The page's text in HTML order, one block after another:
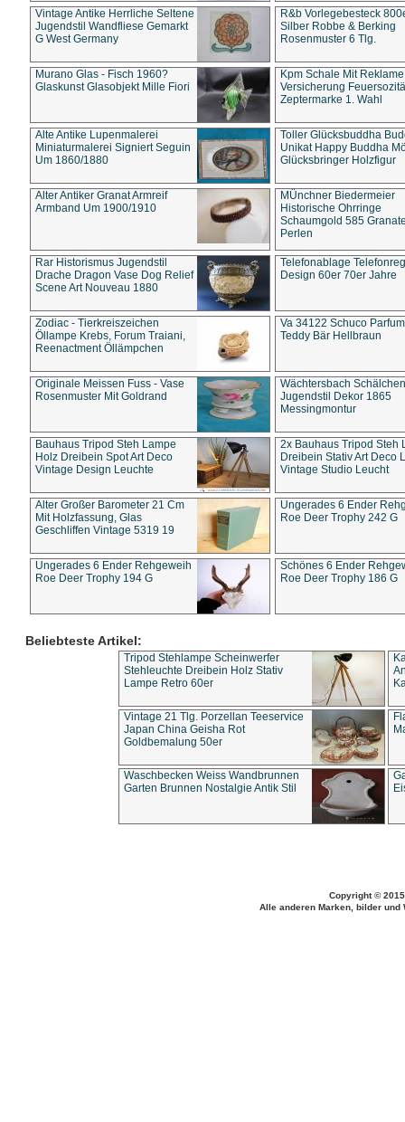
Vintage Antike Herrliche Seltene
Jugendstil Wandfliese Gemarkt
G West Germany
R&b Vorlegebesteck
Silber Robbe & Berking
Rosenmuster 6 Tlg.
Murano Glas - Fisch 1960?
Glaskunst Glasobjekt Mille Fiori
Kpm Schale Mit Reklame
Versicherung
Zeptermarke 1. Wahl
Alte Antike Lupenmalerei
Miniaturmalerei Signiert Seguin
Um 1860/1880
Toller Glücksbuddha
Unikat Happy Buddha
Glücksbringer Holzfigur
Alter Antiker Granat Armreif
Armband Um 1900/1910
MÜnchner Biedermeier
Historische Ohrringe
Schaumgold 585
Perlen
Rar Historismus Jugendstil
Drache Dragon Vase Dog Relief
Scene Art Nouveau 1880
Telefonablage
Design 60er 70er Jahre
Zodiac - Tierkreiszeichen
Öllampe Krebs, Forum Traiani,
Reenactment Öllämpchen
Va 34122 Schuco
Teddy Bär Hellbraun
Originale Meissen Fuss - Vase
Rosenmuster Mit Goldrand
Wächtersbach Schälchen
Jugendstil Dekor 1865
Messingmontur
Bauhaus Tripod Steh Lampe
Holz Dreibein Spot Art Deco
Vintage Design Leuchte
2x Bauhaus Tripod Steh
Dreibein Stativ Art Deco
Vintage Studio Leucht
Alter Großer Barometer 21 Cm
Mit Holzfassung, Glas
Geschliffen Vintage 5319 19
Ungerades 6 Ender
Roe Deer Trophy 242 G
Ungerades 6 Ender Rehgeweih
Roe Deer Trophy 194 G
Schönes 6 Ender
Roe Deer Trophy 186 G
Beliebteste Artikel:
Tripod Stehlampe Scheinwerfer
Stehleuchte Dreibein Holz Stativ
Lampe Retro 60er
Vintage 21 Tlg. Porzellan Teeservice
Japan China Geisha Rot
Goldbemalung 50er
Waschbecken Weiss Wandbrunnen
Garten Brunnen Nostalgie Antik Stil
Copyright ©
Alle anderen Marken, bilder und